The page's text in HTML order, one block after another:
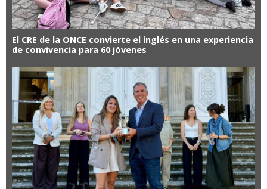
El CRE de la ONCE convierte el inglés en una experiencia
de convivencia para 60 jóvenes